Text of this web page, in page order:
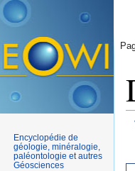
Encyclopédie de
géologie, minéralogie,
paléontologie et autres
Géosciences